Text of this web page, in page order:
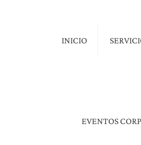
INICIO
EVENTOS